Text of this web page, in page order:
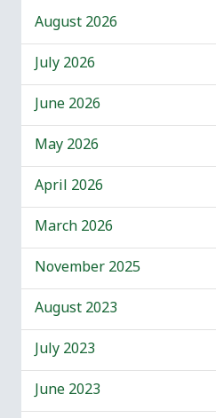
August 2026
July 2026
June 2026
May 2026
April 2026
March 2026
November 2025
August 2023
July 2023
June 2023